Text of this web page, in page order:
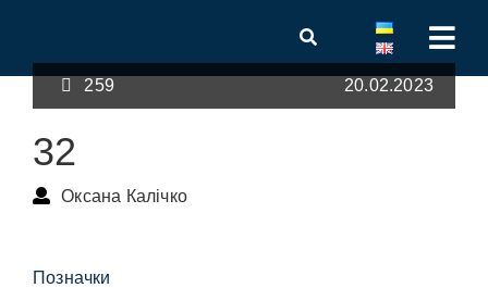
259 20.02.2023
32
Оксана Калічко
Позначки